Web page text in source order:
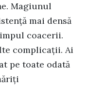
Magiunul
mai densă
coacerii.
complicații. Ai
pe toate odată